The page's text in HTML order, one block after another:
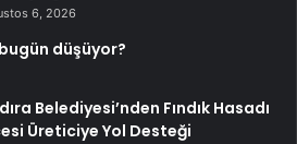
6, 2026
düşüyor?
Belediyesi’nden Fındık Hasadı
Üreticiye Yol Desteği